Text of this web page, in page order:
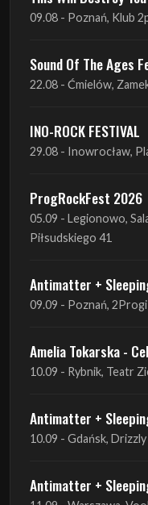
22.08 - Ćmielów,
INO-ROCK FESTIVAL
29.08 - Inowrocław,
ProgRockFest 2026
Antimatter +
09.09 - Poznań, 2Progi
Amelia Tokarska -
10.09 - Rybnik, Teatr
Antimatter +
Antimatter +
11.09 - Warszawa,
Antimatter +
12.09 - Kraków, Hype